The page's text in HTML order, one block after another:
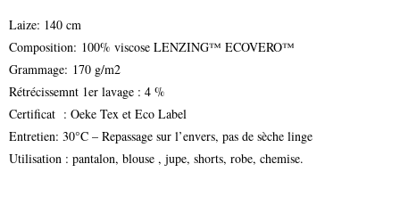
Laize: 140 cm
Composition: 100% viscose LENZING™ ECOVERO™
Grammage: 170 g/m2
Rétrécissemnt 1er lavage : 4 %
Certificat : Oeke Tex et Eco Label
Entretien: 30°C – Repassage sur l’envers, pas de sèche linge
Utilisation : pantalon, blouse , jupe, shorts, robe, chemise.